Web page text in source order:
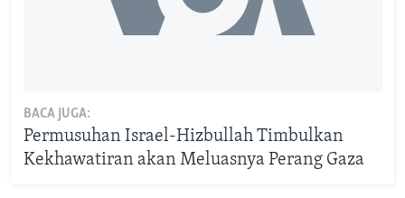
BACA JUGA:
Permusuhan Israel-Hizbullah Timbulkan
Kekhawatiran akan Meluasnya Perang Gaza